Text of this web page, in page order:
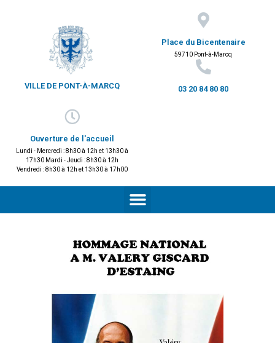
VILLE DE PONT-À-MARCQ
Place du Bicentenaire
59710 Pont-à-Marcq
03 20 84 80 80
Ouverture de l'accueil
Lundi - Mercredi : 8h30 à 12h et 13h30 à
17h30 Mardi - Jeudi : 8h30 à 12h
Vendredi : 8h30 à 12h et 13h30 à 17h00